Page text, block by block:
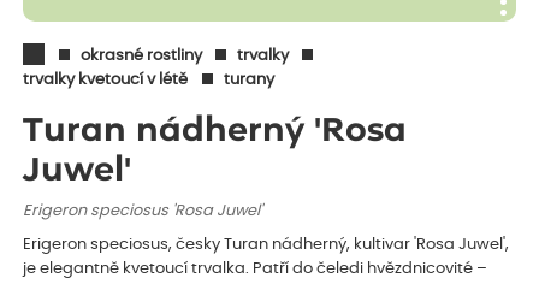
okrasné rostliny
trvalky
trvalky kvetoucí v létě
turany
Turan nádherný 'Rosa
Juwel'
Erigeron speciosus 'Rosa Juwel'
Erigeron speciosus, česky Turan nádherný, kultivar 'Rosa Juwel',
je elegantně kvetoucí trvalka. Patří do čeledi hvězdnicovité –